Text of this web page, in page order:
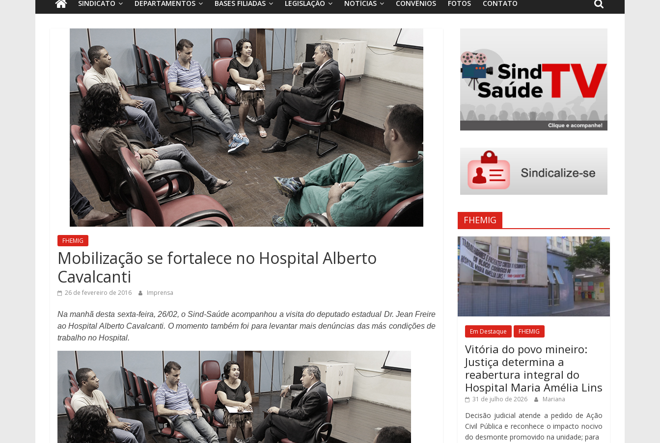
SINDICATO DEPARTAMENTOS BASES FILIADAS LEGISLAÇÃO NOTÍCIAS CONVÊNIOS FOTOS CONTATO
FHEMIG
Mobilização se fortalece no Hospital Alberto
Cavalcanti
26 de fevereiro de 2016 Imprensa
Na manhã desta sexta-feira, 26/02, o Sind-Saúde acompanhou a visita do deputado estadual Dr. Jean Freire
ao Hospital Alberto Cavalcanti. O momento também foi para levantar mais denúncias das más condições de
trabalho no Hospital.
FHEMIG
Em Destaque FHEMIG
Vitória do povo mineiro:
Justiça determina a
reabertura integral do
Hospital Maria Amélia Lins
31 de julho de 2026 Mariana
Decisão judicial atende a pedido de Ação
Civil Pública e reconhece o impacto nocivo
do desmonte promovido na unidade; para